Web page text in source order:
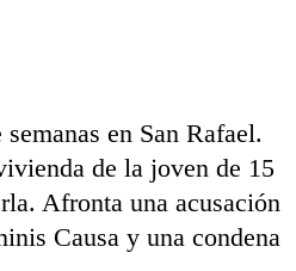
en San Rafael.
de la joven de 15
Afronta una acusación
Causa y una condena